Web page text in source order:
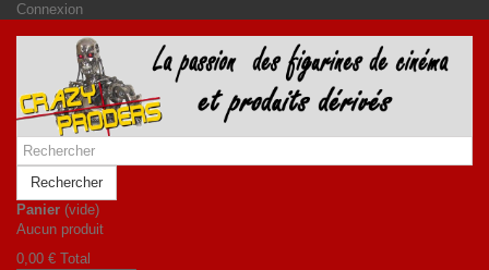
Connexion
Rechercher
Panier (vide)
Aucun produit
0,00 € Total